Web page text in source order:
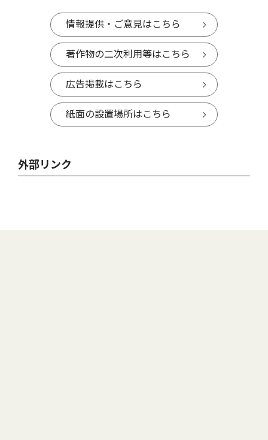
情報提供・ご意見はこちら
著作物の二次利用等はこちら
広告掲載はこちら
紙面の設置場所はこちら
外部リンク